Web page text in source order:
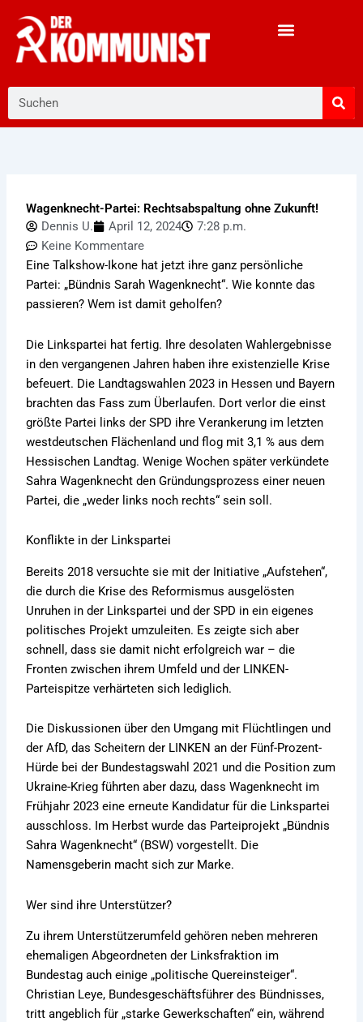
Inhalt
springen
Wagenknecht-Partei: Rechtsabspaltung ohne Zukunft!
Dennis U.
April 12, 2024
7:28 p.m.
Keine Kommentare
Eine Talkshow-Ikone hat jetzt ihre ganz persönliche
Partei: „Bündnis Sarah Wagenknecht“. Wie konnte das
passieren? Wem ist damit geholfen?
Die Linkspartei hat fertig. Ihre desolaten Wahlergebnisse
in den vergangenen Jahren haben ihre existenzielle Krise
befeuert. Die Landtagswahlen 2023 in Hessen und Bayern
brachten das Fass zum Überlaufen. Dort verlor die einst
größte Partei links der SPD ihre Verankerung im letzten
westdeutschen Flächenland und flog mit 3,1 % aus dem
Hessischen Landtag. Wenige Wochen später verkündete
Sahra Wagenknecht den Gründungsprozess einer neuen
Partei, die „weder links noch rechts“ sein soll.
Konflikte in der Linkspartei
Bereits 2018 versuchte sie mit der Initiative „Aufstehen“,
die durch die Krise des Reformismus ausgelösten
Unruhen in der Linkspartei und der SPD in ein eigenes
politisches Projekt umzuleiten. Es zeigte sich aber
schnell, dass sie damit nicht erfolgreich war – die
Fronten zwischen ihrem Umfeld und der LINKEN-
Parteispitze verhärteten sich lediglich.
Die Diskussionen über den Umgang mit Flüchtlingen und
der AfD, das Scheitern der LINKEN an der Fünf-Prozent-
Hürde bei der Bundestagswahl 2021 und die Position zum
Ukraine-Krieg führten aber dazu, dass Wagenknecht im
Frühjahr 2023 eine erneute Kandidatur für die Linkspartei
ausschloss. Im Herbst wurde das Parteiprojekt „Bündnis
Sahra Wagenknecht“ (BSW) vorgestellt. Die
Namensgeberin macht sich zur Marke.
Wer sind ihre Unterstützer?
Zu ihrem Unterstützerumfeld gehören neben mehreren
ehemaligen Abgeordneten der Linksfraktion im
Bundestag auch einige „politische Quereinsteiger“.
Christian Leye, Bundesgeschäftsführer des Bündnisses,
tritt angeblich für „starke Gewerkschaften“ ein, während